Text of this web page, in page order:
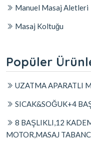
Manuel Masaj Aletleri
Masaj Koltuğu
Popüler
UZATMA APARATLI
SICAK&SOĞUK+4
8 BAŞLIKLI,12
MOTOR,MASAJ